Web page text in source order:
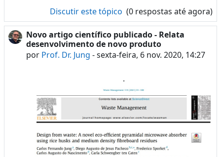
Discutir este tópico (0 respostas até agora)
Novo artigo científico publicado - Relata
desenvolvimento de novo produto
por Prof. Dr. Jung -sexta-feira, 6 nov. 2020, 14:27
.